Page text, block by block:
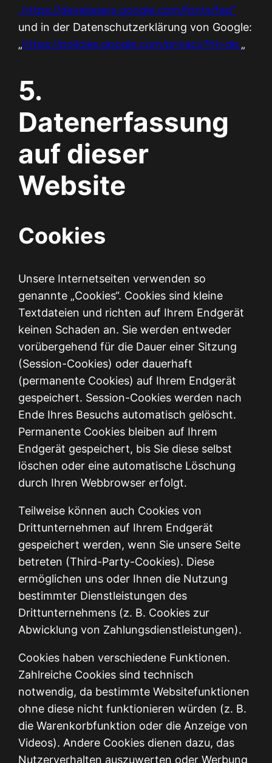
„https://developers.google.com/fonts/faq“
und in der Datenschutzerklärung von Google:
„https://policies.google.com/privacy?hl=de.„
5.
Datenerfassung
auf dieser
Website
Cookies
Unsere Internetseiten verwenden so
genannte „Cookies“. Cookies sind kleine
Textdateien und richten auf Ihrem Endgerät
keinen Schaden an. Sie werden entweder
vorübergehend für die Dauer einer Sitzung
(Session-Cookies) oder dauerhaft
(permanente Cookies) auf Ihrem Endgerät
gespeichert. Session-Cookies werden nach
Ende Ihres Besuchs automatisch gelöscht.
Permanente Cookies bleiben auf Ihrem
Endgerät gespeichert, bis Sie diese selbst
löschen oder eine automatische Löschung
durch Ihren Webbrowser erfolgt.
Teilweise können auch Cookies von
Drittunternehmen auf Ihrem Endgerät
gespeichert werden, wenn Sie unsere Seite
betreten (Third-Party-Cookies). Diese
ermöglichen uns oder Ihnen die Nutzung
bestimmter Dienstleistungen des
Drittunternehmens (z. B. Cookies zur
Abwicklung von Zahlungsdienstleistungen).
Cookies haben verschiedene Funktionen.
Zahlreiche Cookies sind technisch
notwendig, da bestimmte Websitefunktionen
ohne diese nicht funktionieren würden (z. B.
die Warenkorbfunktion oder die Anzeige von
Videos). Andere Cookies dienen dazu, das
Nutzerverhalten auszuwerten oder Werbung